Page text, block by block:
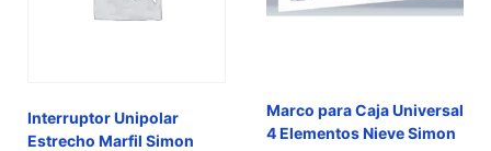
Interruptor Unipolar
Estrecho Marfil Simon
Marco para Caja Universal
4 Elementos Nieve Simon